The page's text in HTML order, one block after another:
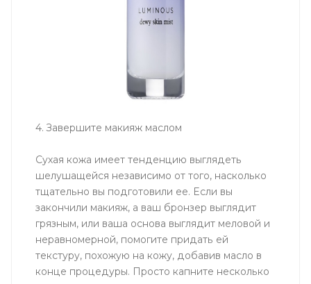
4. Завершите макияж маслом
Сухая кожа имеет тенденцию выглядеть
шелушащейся независимо от того, насколько
тщательно вы подготовили ее. Если вы
закончили макияж, а ваш бронзер выглядит
грязным, или ваша основа выглядит меловой и
неравномерной, помогите придать ей
текстуру, похожую на кожу, добавив масло в
конце процедуры. Просто капните несколько